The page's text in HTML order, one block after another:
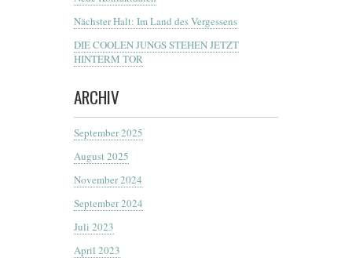
Nächster Halt: Im Land des Vergessens
DIE COOLEN JUNGS STEHEN JETZT
HINTERM TOR
ARCHIV
September 2025
August 2025
November 2024
September 2024
Juli 2023
April 2023